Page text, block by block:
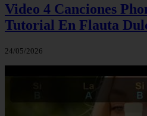
Video 4 Canciones
Tutorial En Flauta
24/05/2026